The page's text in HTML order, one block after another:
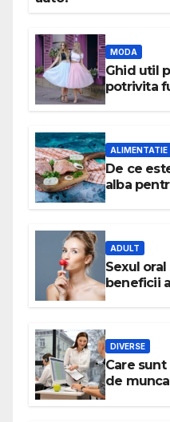
MODA
Ghid util
potrivita
ALIMENTATIE
De ce
alba
ADULT
Sexul
beneficii
DIVERSE
Care
de